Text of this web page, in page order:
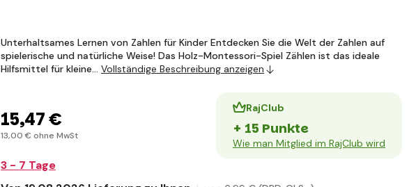
Unterhaltsames Lernen von Zahlen für Kinder Entdecken Sie die Welt der Zahlen auf
spielerische und natürliche Weise! Das Holz-Montessori-Spiel Zählen ist das ideale
Hilfsmittel für kleine… Vollständige Beschreibung anzeigen
15,47 €
13,00 € ohne MwSt
RajClub
+ 15 Punkte
Wie man Mitglied im RajClub wird
3 - 7 Tage